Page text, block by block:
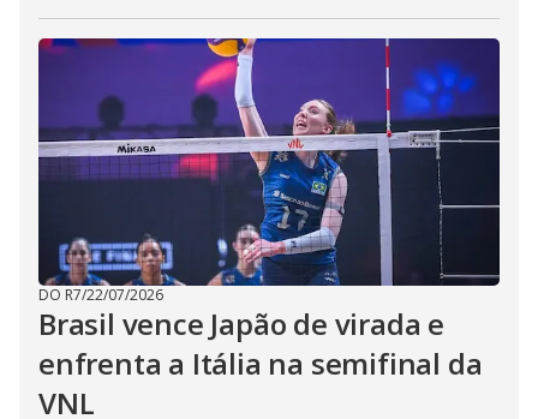
DO R7/22/07/2026
Brasil vence Japão de virada e
enfrenta a Itália na semifinal da
VNL